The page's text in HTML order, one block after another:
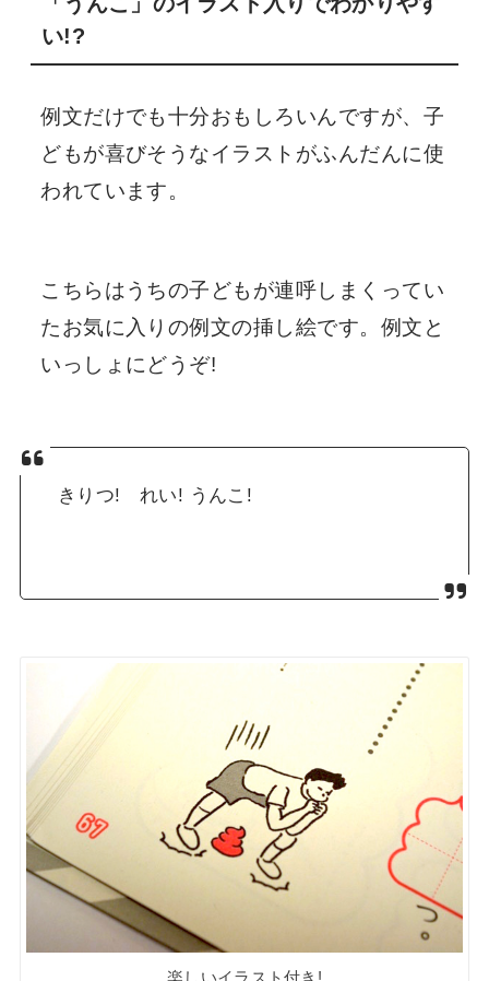
い!?
例文だけでも十分おもしろいんですが、子
どもが喜びそうなイラストがふんだんに使
われています。
こちらはうちの子どもが連呼しまくってい
たお気に入りの例文の挿し絵です。例文と
いっしょにどうぞ!
きりつ! れい! うんこ !
楽しいイラスト付き!